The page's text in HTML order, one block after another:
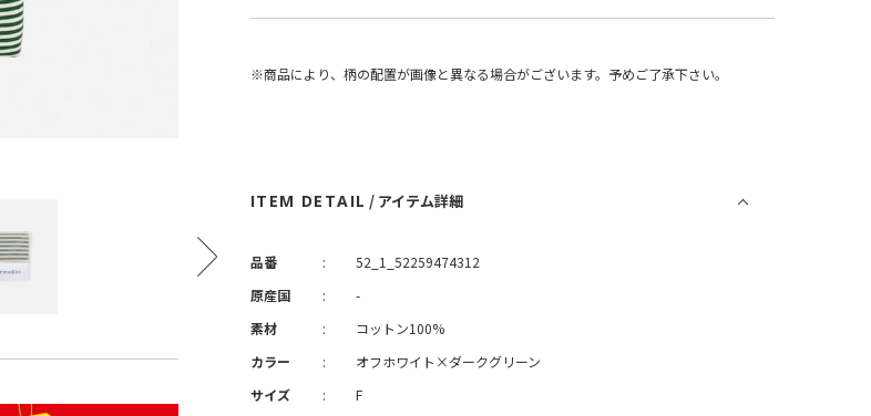
※商品により、柄の配置が画像と異なる場合がございます。予めご了承下さい。
ITEM DETAIL / アイテム詳細
品番 :
52_1_52259474312
原産国
:
-
素材
:
コットン100%
カラー
:
オフホワイト×ダークグリーン
サイズ
:
F